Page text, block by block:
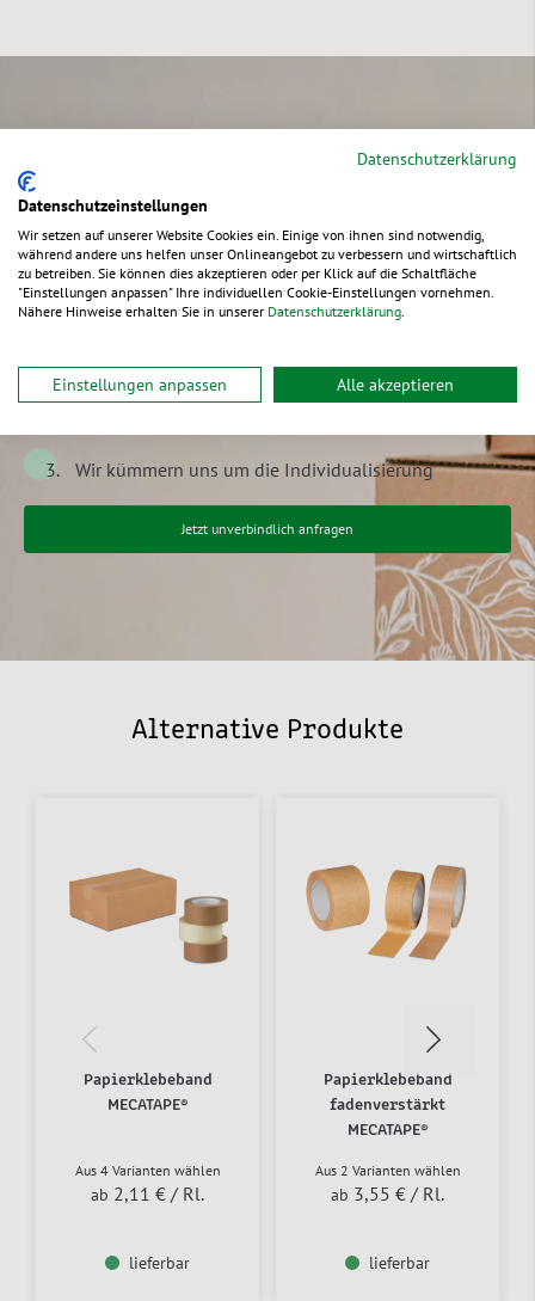
Individuelle
Verpackungen
nach Ihren Wünschen und
Ideen
Einfach & kostenfrei anfragen
Wir kümmern uns um die Individualisierung
Jetzt unverbindlich anfragen
Alternative Produkte
Papierklebeband
MECATAPE®
Aus 4 Varianten wählen
ab 2,11 € / Rl.
lieferbar
Papierklebeband
fadenverstärkt
MECATAPE®
Aus 2 Varianten wählen
ab 3,55 € / Rl.
lieferbar
Datenschutzerklärung
Datenschutzeinstellungen
Wir setzen auf unserer Website Cookies ein. Einige von ihnen sind notwendig,
während andere uns helfen unser Onlineangebot zu verbessern und wirtschaftlich
zu betreiben. Sie können dies akzeptieren oder per Klick auf die Schaltfläche
"Einstellungen anpassen" Ihre individuellen Cookie-Einstellungen vornehmen.
Nähere Hinweise erhalten Sie in unserer Datenschutzerklärung
Einstellungen anpassen Alle akzeptieren